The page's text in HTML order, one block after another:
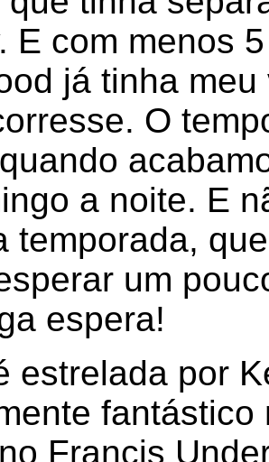
E com menos
já tinha
O
a noite. E
temporada,
um
espera!
estrelada por
Francis